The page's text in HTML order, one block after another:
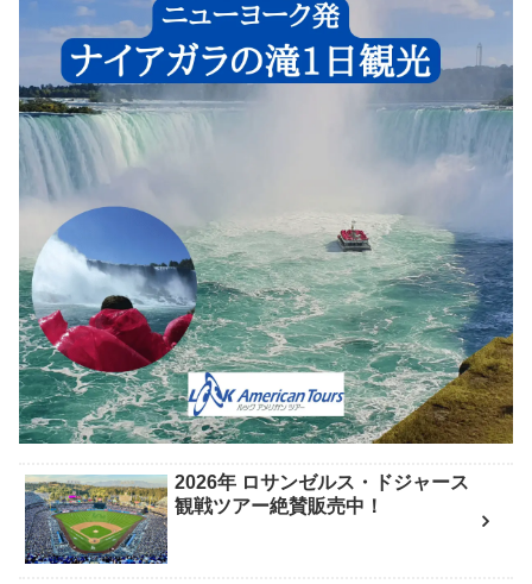
2026年 ロサンゼルス・ドジャース
観戦ツアー絶賛販売中！